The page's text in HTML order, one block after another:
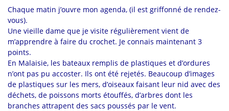
Chaque matin j’ouvre mon agenda, (il est griffonné de rendez-
vous).
Une vieille dame que je visite régulièrement vient de
m’apprendre à faire du crochet. Je connais maintenant 3
points.
En Malaisie, les bateaux remplis de plastiques et d’ordures
n’ont pas pu accoster. Ils ont été rejetés. Beaucoup d’images
de plastiques sur les mers, d’oiseaux faisant leur nid avec des
déchets, de poissons morts étouffés, d’arbres dont les
branches attrapent des sacs poussés par le vent.